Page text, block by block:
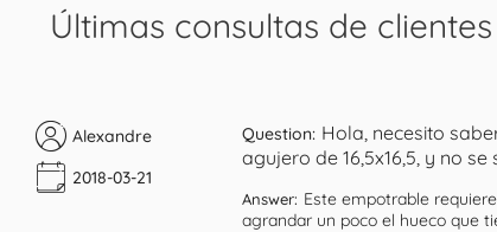
Últimas consultas de
Alexandre
2018-03-21
Question: Hola, necesito
agujero de 16,5x16,5, y no
Answer: Este empotrable
agrandar un poco el hueco que